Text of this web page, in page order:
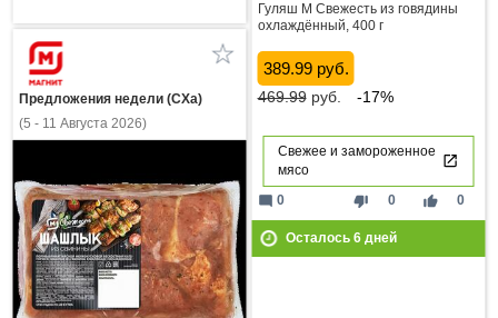
Гуляш М Свежесть из говядины
охлаждённый, 400 г
389.99 руб.
469.99руб. -17%
Свежее и замороженное
мясо
thumb_down 0 thumb_up 0
mode_comment 0
Осталось 6дней
Предложения недели (СХа)
(5 - 11 Августа 2026)